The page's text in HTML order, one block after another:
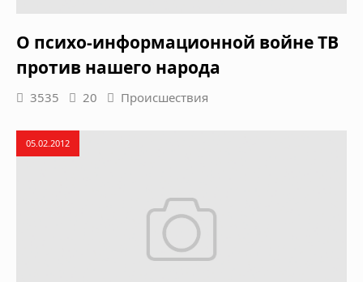
О психо-информационной войне ТВ
против нашего народа
3535 20 Происшествия
05.02.2012